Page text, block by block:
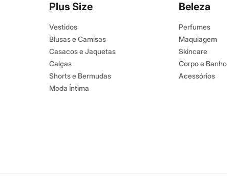
Plus Size
Vestidos
Blusas e Camisas
Casacos e Jaquetas
Calças
Shorts e Bermudas
Moda Íntima
Beleza
Perfumes
Maquiagem
Skincare
Corpo e Banho
Acessórios